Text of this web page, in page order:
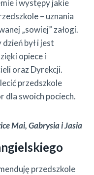
i występy jakie
– uznania
„sowiej” załogi.
był i jest
opiece i
oraz Dyrekcji.
przedszkole
dla swoich pociech.
Mai, Gabrysia i Jasia
przedszkole